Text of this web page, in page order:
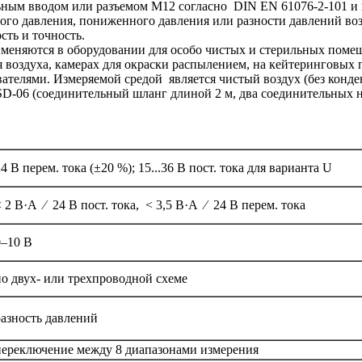
вводом или разъемом M12 согласно DIN EN 61076-2-101
давления, пониженного давления или разности давлений
и точность.
в оборудовании для особо чистых и стерильных
камерах для окраски распылением, на
Измеряемой средой является чистый воздух (без
06 (соединительный шланг длиной 2 м, два соединительных
В перем. тока (±20 %); 15...36 В пост. тока для варианта U
2 В·А ⁄ 24 В пост. тока, < 3,5 В·А ⁄ 24 В перем. тока
В
двух- или трехпроводной схеме
давлений
между 8 диапазонами измерения